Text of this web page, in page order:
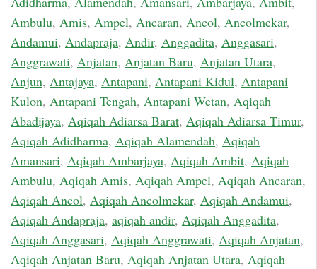
Ambulu, Amis, Ampel, Ancaran, Ancol, Ancolmekar,
Andamui, Andapraja, Andir, Anggadita, Anggasari,
Anggrawati, Anjatan, Anjatan Baru, Anjatan Utara,
Anjun, Antajaya, Antapani, Antapani Kidul, Antapani
Kulon, Antapani Tengah, Antapani Wetan, Aqiqah
Abadijaya, Aqiqah Adiarsa Barat, Aqiqah Adiarsa Timur,
Aqiqah Adidharma, Aqiqah Alamendah, Aqiqah
Amansari, Aqiqah Ambarjaya, Aqiqah Ambit, Aqiqah
Ambulu, Aqiqah Amis, Aqiqah Ampel, Aqiqah Ancaran,
Aqiqah Ancol, Aqiqah Ancolmekar, Aqiqah Andamui,
Aqiqah Andapraja, aqiqah andir, Aqiqah Anggadita,
Aqiqah Anggasari, Aqiqah Anggrawati, Aqiqah Anjatan,
Aqiqah Anjatan Baru, Aqiqah Anjatan Utara, Aqiqah